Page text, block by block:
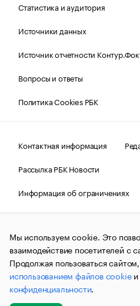
Статистика и аудитория
Источники данных
Источник отчетности
Вопросы и ответы
Политика Cookies РБК
Контактная информация
Рассылка РБК Новости
Информация об ограничениях
Правовая информация
О
© АО
и материалы информационного
(зарегистрировано
связи, информационных
коммуникаций (Роскомнадзор)
№ФС77-63848) сопровождаются
публикации могут содержать
Мы используем cookie. Это
взаимодействие посетителей с
Продолжая пользоваться
использованием файлов cookieи
конфиденциальности.